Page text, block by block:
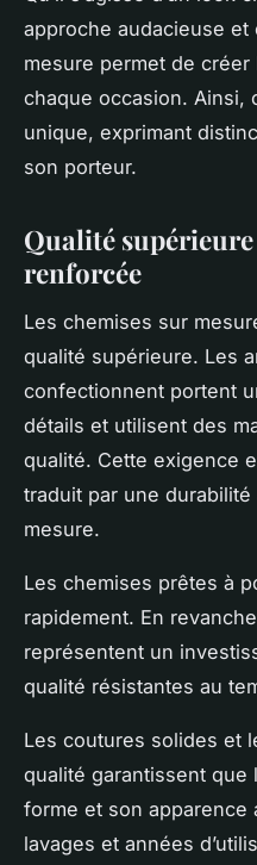
approche audacieuse
mesure permet de
chaque occasion. Ainsi,
unique, exprimant
son porteur.
Qualité
renforcée
Les chemises sur
qualité supérieure. Les
confectionnent portent
détails et utilisent des
qualité. Cette exigence
traduit par une
mesure.
Les chemises prêtes à
rapidement. En
représentent un
qualité résistantes au
Les coutures solides et
qualité garantissent que
forme et son apparence
lavages et années